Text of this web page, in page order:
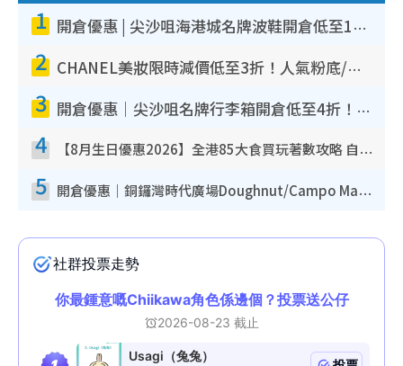
1 開倉優惠 | 尖沙咀海港城名牌波鞋開倉低至1折！On鞋$899起／Joy&Peace鞋履$98起
2 CHANEL美妝限時減價低至3折！人氣粉底/唇膏/精華液低至$275！COCO香水都有平
3 開倉優惠｜尖沙咀名牌行李箱開倉低至4折！一連5日 American Tourister/ace./Hallmark $200起！
4 【8月生日優惠2026】全港85大食買玩著數攻略 自助餐/火鍋放題同行免費＋誠品/DONKI送現金券
5 開倉優惠｜銅鑼灣時代廣場Doughnut/Campo Marzio開倉低至1折！背囊、書包、手袋劈價$200起